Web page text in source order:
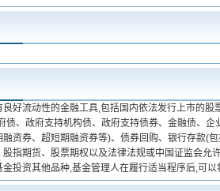
好流动性的金融工具,包括国内依法发行上市的
债、政府支持机构债、政府支持债券、金融债、
资券、超短期融资券等)、债券回购、银行存款(
指期货、股票期权以及法律法规或中国证监会
投资其他品种,基金管理人在履行适当程序后,可以